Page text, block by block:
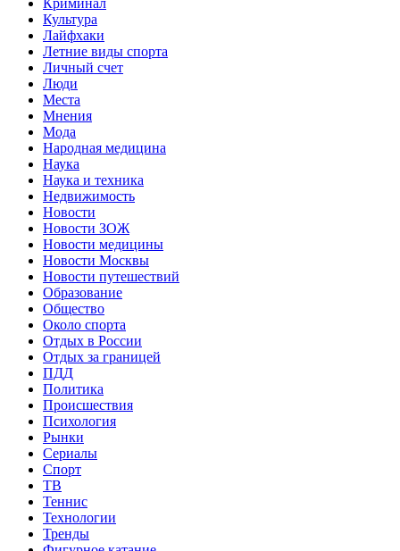
Культура
Лайфхаки
Летние виды спорта
Личный счет
Люди
Места
Мнения
Мода
Народная медицина
Наука
Наука и техника
Недвижимость
Новости
Новости ЗОЖ
Новости медицины
Новости Москвы
Новости путешествий
Образование
Общество
Около спорта
Отдых в России
Отдых за границей
ПДД
Политика
Происшествия
Психология
Рынки
Сериалы
Спорт
ТВ
Теннис
Технологии
Тренды